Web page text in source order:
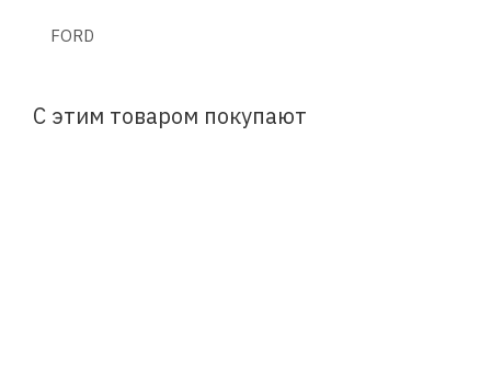
FORD
С этим товаром покупают